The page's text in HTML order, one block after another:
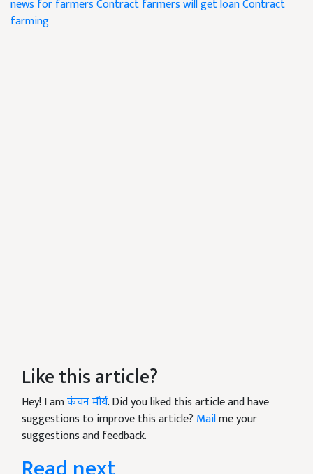
news for farmersContract farmers will get loanContract
farming
Like this article?
Hey! I amकंचन मौर्य. Did you liked this article and have
suggestions to improve this article? Mailme your
suggestions and feedback.